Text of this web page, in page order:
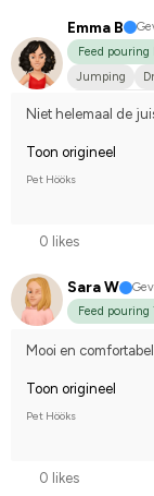
Emma B
Feed pouring
Jumping
Niet helemaal de
Toon origineel
Pet Hööks
0 likes
Sara W
Feed pouring
Mooi en comfortabel
Toon origineel
Pet Hööks
0 likes